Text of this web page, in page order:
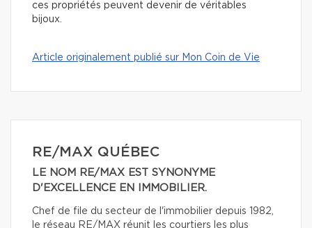
ces propriétés peuvent devenir de véritables
bijoux.
Article originalement publié sur Mon Coin de Vie
RE/MAX QUÉBEC
LE NOM RE/MAX EST SYNONYME
D'EXCELLENCE EN IMMOBILIER.
Chef de file du secteur de l'immobilier depuis 1982,
le réseau RE/MAX réunit les courtiers les plus